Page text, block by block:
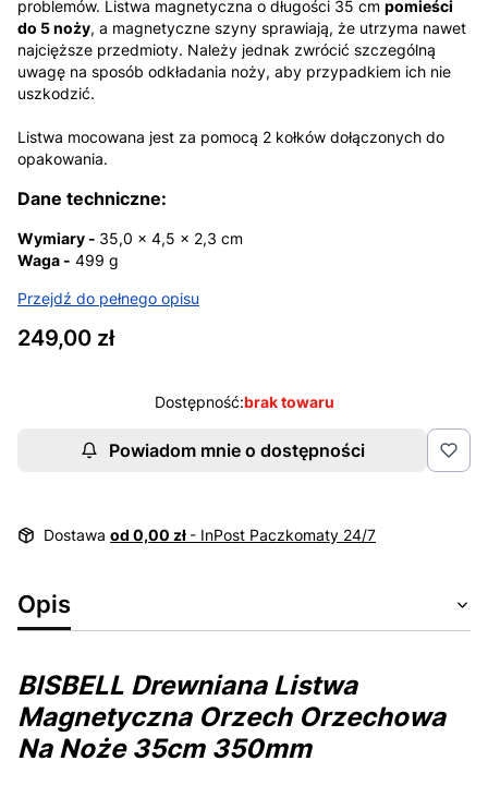
problemów. Listwa magnetyczna o długości 35 cm pomieści
do 5 noży, a magnetyczne szyny sprawiają, że utrzyma nawet
najcięższe przedmioty. Należy jednak zwrócić szczególną
uwagę na sposób odkładania noży, aby przypadkiem ich nie
uszkodzić.
Listwa mocowana jest za pomocą 2 kołków dołączonych do
opakowania.
Dane techniczne:
Wymiary - 35,0 x 4,5 x 2,3 cm
Waga - 499 g
Przejdź do pełnego opisu
Cena
249,00 zł
Dostępność:brak towaru
Powiadom mnie o dostępności
Dostawa od 0,00 zł - InPost Paczkomaty 24/7
Opis
BISBELL Drewniana Listwa
Magnetyczna Orzech Orzechowa
Na Noże 35cm 350mm